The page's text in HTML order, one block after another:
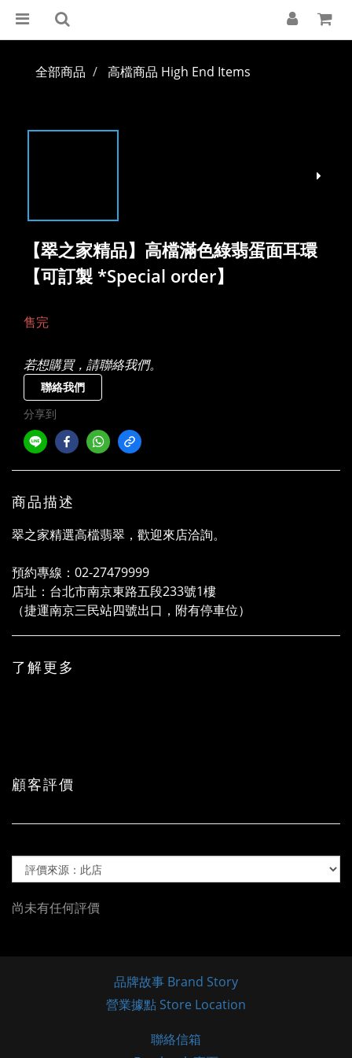
全部商品 高檔商品 High End Items
【翠之家精品】高檔滿色綠翡蛋面耳環
【可訂製 *Special order】
售完
若想購買，請聯絡我們。
聯絡我們
分享到
商品描述
翠之家精選高檔翡翠，歡迎來店洽詢。
預約專線：02-27479999
店址：台北市南京東路五段233號1樓
（捷運南京三民站四號出口，附有停車位）
了解更多
顧客評價
尚未有任何評價
品牌故事 Brand Story
營業據點 Store Location
聯絡信箱